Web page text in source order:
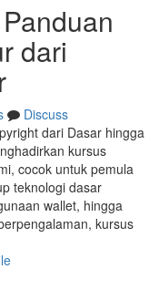
dari
Discuss
dari Dasar hingga
kursus
cocok untuk pemula
teknologi dasar
wallet, hingga
kursus